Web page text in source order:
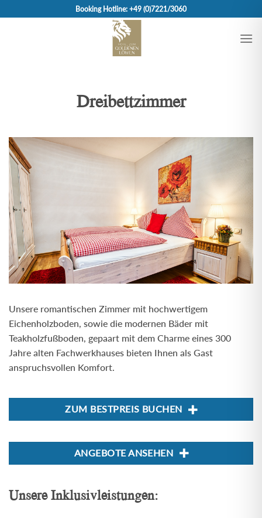
to
Booking Hotline: +49 (0)7221/3060
Dreibettzimmer
Unsere romantischen Zimmer mit hochwertigem
Eichenholzboden, sowie die modernen Bäder mit
Teakholzfußboden, gepaart mit dem Charme eines 300
Jahre alten Fachwerkhauses bieten Ihnen als Gast
anspruchsvollen Komfort.
ZUM BESTPREIS BUCHEN
ANGEBOTE ANSEHEN
Unsere Inklusivleistungen: